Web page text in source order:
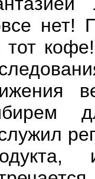
нет!
тот